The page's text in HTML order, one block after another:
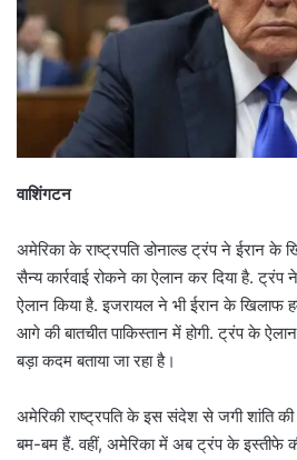
वाशिंगटन
अमेरिका के राष्ट्रपति डोनाल्ड ट्रंप ने ईरान के
सैन्य कार्रवाई रोकने का ऐलान कर दिया है.
ऐलान किया है. इजरायल ने भी ईरान के खिलाफ
आगे की बातचीत पाकिस्तान में होगी. ट्रंप के
बड़ा कदम बताया जा रहा है।
अमेरिकी राष्ट्रपति के इस संदेश से जगी शांति
बम-बम हैं. वहीं, अमेरिका में अब ट्रंप के इस्तीफे